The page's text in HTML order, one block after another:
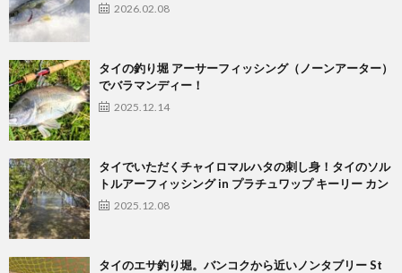
2026.02.08
タイの釣り堀 アーサーフィッシング（ノーンアーター）
でバラマンディー！
2025.12.14
タイでいただくチャイロマルハタの刺し身！タイのソル
トルアーフィッシング in プラチュワップ キーリー カン
2025.12.08
タイのエサ釣り堀。バンコクから近いノンタブリー St